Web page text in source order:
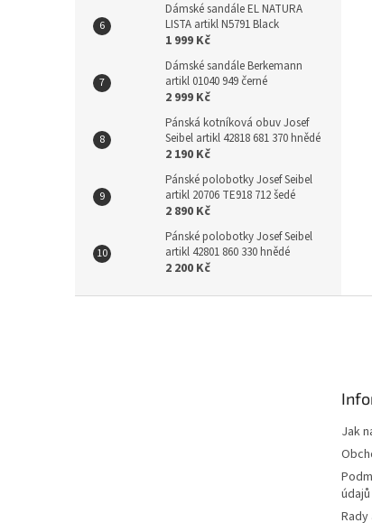
Dámské sandále EL NATURA
LISTA artikl N5791 Black
1 999 Kč
Dámské sandále Berkemann
artikl 01040 949 černé
2 999 Kč
Pánská kotníková obuv Josef
Seibel artikl 42818 681 370 hnědé
2 190 Kč
Pánské polobotky Josef Seibel
artikl 20706 TE918 712 šedé
2 890 Kč
Pánské polobotky Josef Seibel
artikl 42801 860 330 hnědé
2 200 Kč
Jak
údajů